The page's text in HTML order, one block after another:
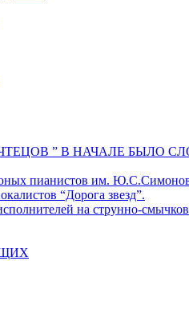
” В НАЧАЛЕ БЫЛО
пианистов им.
“Дорога звезд”.
на струнно-